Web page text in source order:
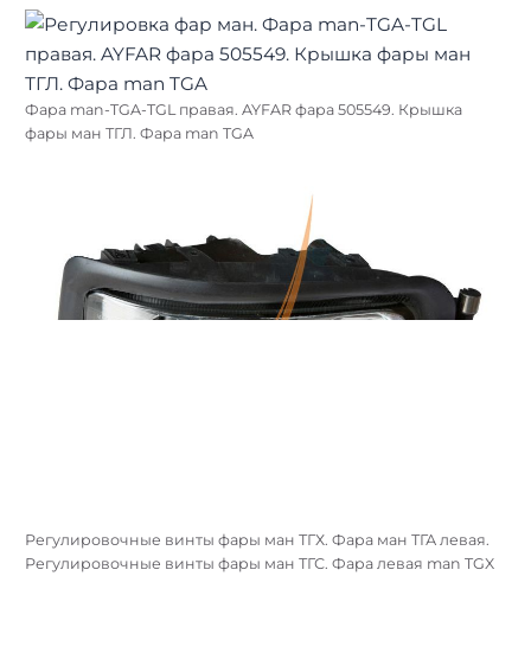
Фара man-TGA-TGL правая. AYFAR фара 505549. Крышка
фары ман ТГЛ. Фара man TGA
Регулировочные винты фары ман ТГХ. Фара ман ТГА левая.
Регулировочные винты фары ман ТГС. Фара левая man TGX